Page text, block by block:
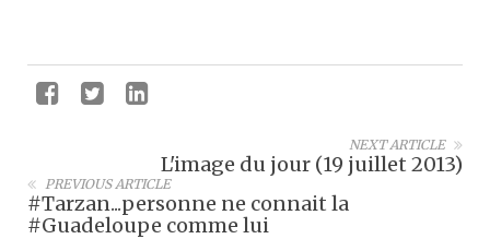
NEXT ARTICLE
L'image du jour (19 juillet 2013)
PREVIOUS ARTICLE
#Tarzan...personne ne connait la
#Guadeloupe comme lui